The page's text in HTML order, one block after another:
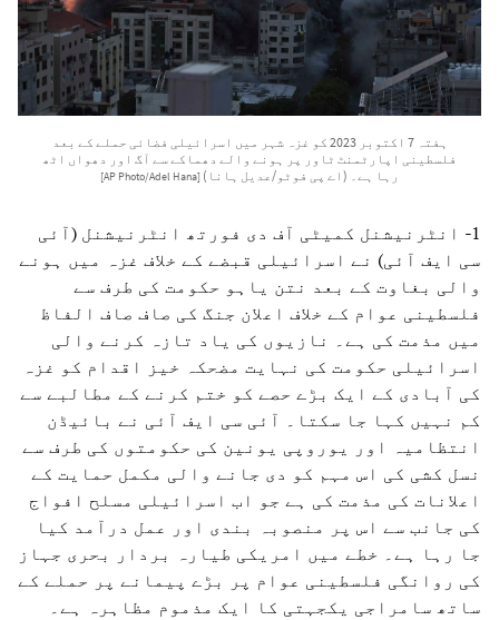
ہفتہ 7 اکتوبر 2023 کو غزہ شہر میں اسرائیلی فضائی حملے کے بعد
فلسطینی اپارٹمنٹ ٹاور پر ہونے والے دھماکے سے آگ اور دھواں اٹھ
رہا ہے۔ (اے پی فوٹو/عدیل ہانا) [AP Photo/Adel Hana]
1- انٹرنیشنل کمیٹی آف دی فورتھ انٹرنیشنل (آئی
سی ایف آئی) نے اسرائیلی قبضے کے خلاف غزہ میں ہونے
والی بغاوت کے بعد نتن یاہو حکومت کی طرف سے
فلسطینی عوام کے خلاف اعلان جنگ کی صاف صاف الفاظ
میں مذمت کی ہے۔ نازیوں کی یاد تازہ کرنے والی
اسرائیلی حکومت کی نہایت مضحکہ خیز اقدام کو غزہ
کی آبادی کے ایک بڑے حصے کو ختم کرنے کے مطالبے سے
کم نہیں کہا جا سکتا۔ آئی سی ایف آئی نے بائیڈن
انتظامیہ اور یوروپی یونین کی حکومتوں کی طرف سے
نسل کشی کی اس مہم کو دی جانے والی مکمل حمایت کے
اعلانات کی مذمت کی ہے جو اب اسرائیلی مسلح افواج
کی جانب سے اس پر منصوبہ بندی اور عمل درآمد کیا
جا رہا ہے۔ خطے میں امریکی طیارہ بردار بحری جہاز
کی روانگی فلسطینی عوام پر بڑے پیمانے پر حملے کے
ساتھ سامراجی یکجہتی کا ایک مذموم مظاہرہ ہے۔